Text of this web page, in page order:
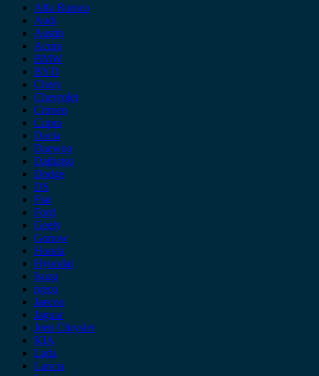
Alfa Romeo
Audi
Austin
Acura
BMW
BYD
Chery
Chevrolet
Citroen
Cupra
Dacia
Daewoo
Daihatsu
Dodge
DS
Fiat
Ford
Geely
Gonow
Honda
Hyundai
Isuzu
iveco
Jaecoo
Jaguar
Jeep Chrysler
KIA
Lada
Lancia